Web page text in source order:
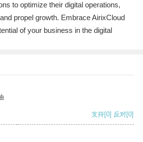
to optimize their digital operations,
propel growth. Embrace AirixCloud
of your business in the digital
支持[0] 反对[0]